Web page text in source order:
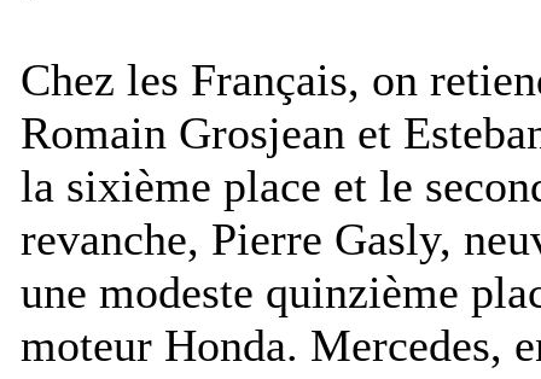
Chez les Français, on
Romain Grosjean et
la sixième place et le
revanche, Pierre Gasly,
une modeste quinzième
moteur Honda. Mercedes,